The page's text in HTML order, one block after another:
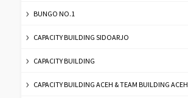
BUNGO NO.1
CAPACITY BUILDING SIDOARJO
CAPACITY BUILDING
CAPACITY BUILDING ACEH & TEAM BUILDING ACEH